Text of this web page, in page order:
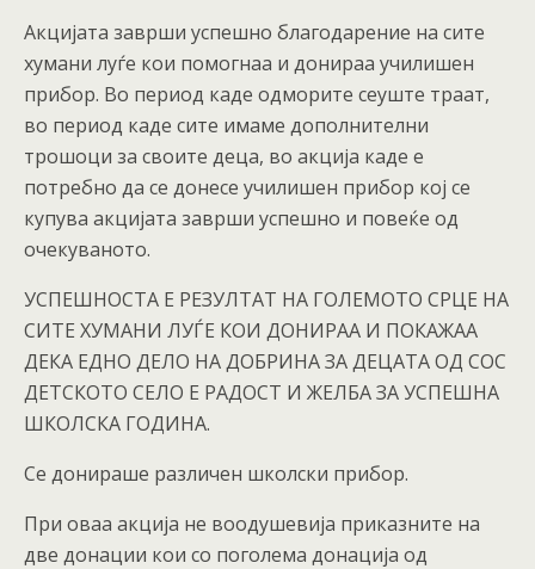
Акцијата заврши успешно благодарение на сите
хумани луѓе кои помогнаа и донираа училишен
прибор. Во период каде одморите сеуште траат,
во период каде сите имаме дополнителни
трошоци за своите деца, во акција каде е
потребно да се донесе училишен прибор кој се
купува акцијата заврши успешно и повеќе од
очекуваното.
УСПЕШНОСТА Е РЕЗУЛТАТ НА ГОЛЕМОТО СРЦЕ НА
СИТЕ ХУМАНИ ЛУЃЕ КОИ ДОНИРАА И ПОКАЖАА
ДЕКА ЕДНО ДЕЛО НА ДОБРИНА ЗА ДЕЦАТА ОД СОС
ДЕТСКОТО СЕЛО Е РАДОСТ И ЖЕЛБА ЗА УСПЕШНА
ШКОЛСКА ГОДИНА.
Се донираше различен школски прибор.
При оваа акција не воодушевија приказните на
две донации кои со поголема донација од